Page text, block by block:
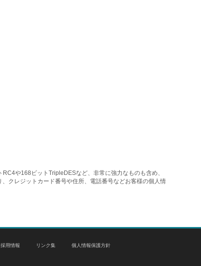
や168ビットTripleDESなど、非常に強力なものも含め、
クレジットカード番号や住所、電話番号などお客様の個人情
採用情報 リンク集 個人情報保護方針